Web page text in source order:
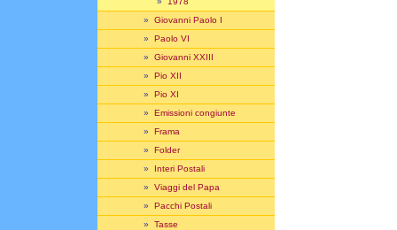
» Giovanni Paolo I
» Paolo VI
» Giovanni XXIII
» Pio XII
» Pio XI
» Emissioni congiunte
» Frama
» Folder
» Interi Postali
» Viaggi del Papa
» Pacchi Postali
» Tasse